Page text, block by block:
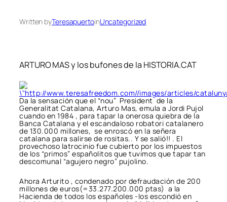
Written byTeresapuertoinUncategorized
ARTURO MAS y los bufones de la HISTORIA.CAT
Da la sensación que el “nou” President de la
Generalitat Catalana, Arturo Mas, emula a Jordi Pujol
cuando en 1984 , para tapar la onerosa quiebra de la
Banca Catalana y el escandaloso robatori catalanero
de 130.000 millones, se enroscó en la señera
catalana para salirse de rositas.. Y se salió!! . El
provechoso latrocinio fue cubierto por los impuestos
de los “primos” españolitos que tuvimos que tapar tan
descomunal “agujero negro” pujolino.
Ahora Arturito , condenado por defraudación de 200
millones de euros(=33.277.200.000 ptas) a la
Hacienda de todos los españoles -los escondió en